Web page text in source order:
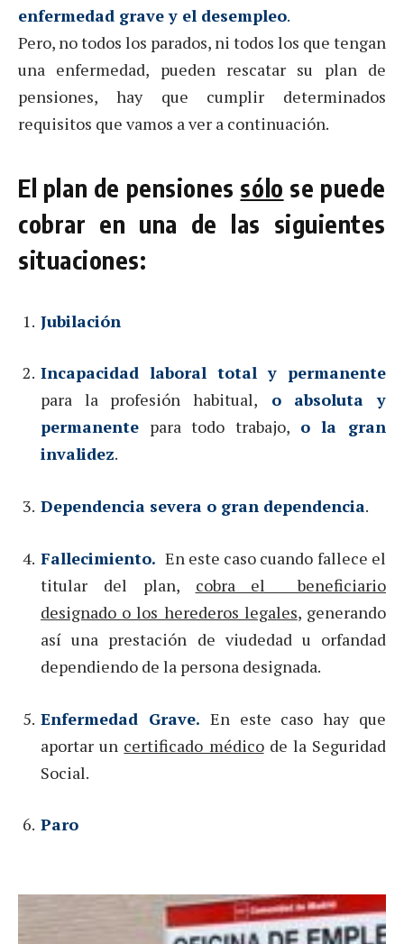
enfermedad grave y el desempleo.
Pero, no todos los parados, ni todos los que tengan
una enfermedad, pueden rescatar su plan de
pensiones, hay que cumplir determinados
requisitos que vamos a ver a continuación.
El plan de pensiones sólo se puede
cobrar en una de las siguientes
situaciones:
Jubilación
Incapacidad laboral total y permanente
para la profesión habitual, o absoluta y
permanente para todo trabajo, o la gran
invalidez.
Dependencia severa o gran dependencia.
Fallecimiento. En este caso cuando fallece el
titular del plan, cobra el beneficiario
designado o los herederos legales, generando
así una prestación de viudedad u orfandad
dependiendo de la persona designada.
Enfermedad Grave. En este caso hay que
aportar un certificado médicode la Seguridad
Social.
Paro